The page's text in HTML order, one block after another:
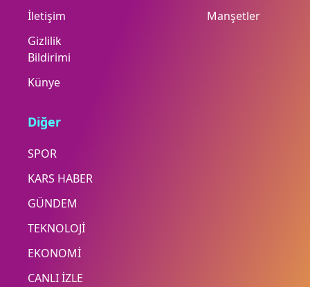
İletişim
Gizlilik
Bildirimi
Künye
Manşetler
Diğer
SPOR
KARS HABER
GÜNDEM
TEKNOLOJİ
EKONOMİ
CANLI İZLE